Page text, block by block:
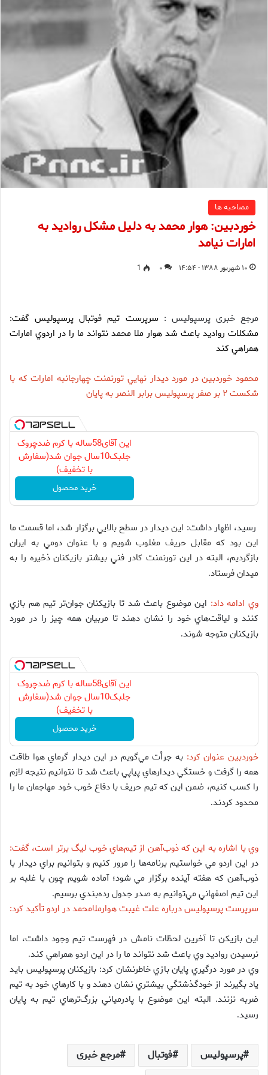
مصاحبه ها
خوردبين: هوار محمد به دليل مشكل رواديد به
امارات نيامد
۱۰ شهریور ۱۳۸۸ - ۱۴:۵۴ ۰ 1
مرجع خبری پرسپولیس : سرپرست تيم فوتبال پرسپوليس گفت:
مشكلات رواديد باعث شد هوار ملا محمد نتواند ما را در اردوي امارات
همراهي كند
محمود خوردبين در مورد ديدار نهايي تورنمنت چهارجانبه امارات كه با
شكست ۲ بر صفر پرسپوليس برابر النصر به پايان
این آقای58ساله با کرم ضدچروک
جلبک10سال جوان شد(سفارش
با تخفیف)
خرید محصول
رسيد، اظهار داشت: اين ديدار در سطح بالايي برگزار شد، اما قسمت ما
اين بود كه مقابل حريف مغلوب شويم و با عنوان دومي به ايران
بازگرديم، البته در اين تورنمنت كادر فني بيشتر بازيكنان ذخيره را به
ميدان فرستاد.
وي ادامه داد: اين موضوع باعث شد تا بازيكنان جوان‌تر تيم هم بازي
كنند و لياقت‌هاي خود را نشان دهند تا مربيان همه چيز را در مورد
بازيكنان متوجه شوند.
این آقای58ساله با کرم ضدچروک
جلبک10سال جوان شد(سفارش
با تخفیف)
خرید محصول
خوردبين عنوان كرد: به جرأت مي‌گويم در اين ديدار گرماي هوا طاقت
همه را گرفت و خستگي ديدارهاي پياپي باعث شد تا نتوانيم نتيجه لازم
را كسب كنيم، ضمن اين كه تيم حريف با دفاع خوب خود مهاجمان ما را
محدود كردند.
وي با اشاره به اين كه ذوب‌آهن از تيم‌هاي خوب ليگ برتر است، گفت:
در اين اردو مي خواستيم برنامه‌ها را مرور كنيم و بتوانيم براي ديدار با
ذوب‌آهن كه هفته آينده برگزار مي شود؛‌ آماده شويم چون با غلبه بر
اين تيم اصفهاني مي‌توانيم به صدر جدول رده‌بندي برسيم.
سرپرست پرسپوليس درباره علت غيبت هوارملامحمد در اردو تأكيد كرد:
اين بازيكن تا آخرين لحظات نامش در فهرست تيم وجود داشت، اما
نرسيدن رواديد وي باعث شد نتواند ما را در اين اردو همراهي كند.
وي در مورد درگيري پايان بازي خاطرنشان كرد: بازيكنان پرسپوليس بايد
ياد بگيرند از خودگذشتگي بيشتري نشان دهند و با كارهاي خود به تيم
ضربه نزنند. البته اين موضوع با پادرمياني بزرگ‌ترهاي تيم به پايان
رسيد.
پرسپولیس فوتبال
مرجع خبری